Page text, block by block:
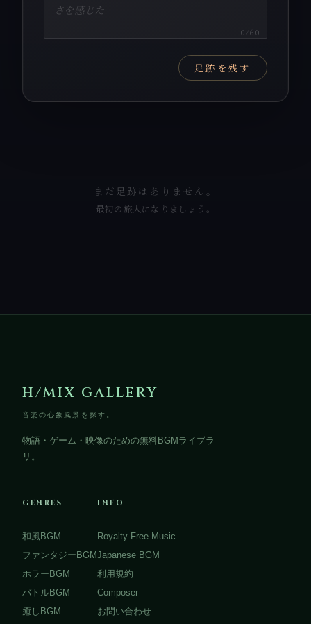
0 /60
足跡を残す
まだ足跡はありません。
最初の旅人になりましょう。
H/MIX GALLERY
音楽の心象風景を探す。
物語・ゲーム・映像のための無料BGMライブラ
リ。
GENRES
和風BGM
ファンタジーBGM
ホラーBGM
バトルBGM
癒しBGM
INFO
Royalty-Free Music
Japanese BGM
利用規約
Composer
お問い合わせ